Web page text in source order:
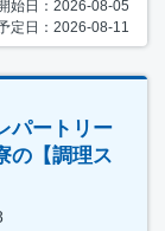
始日：2026-08-05
定日：2026-08-11
パートリー
の【調理ス